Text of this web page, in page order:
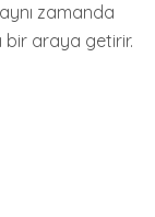
zamanda
bir araya getirir.